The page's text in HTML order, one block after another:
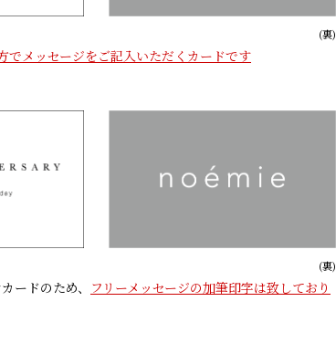
(裏)
でメッセージをご記入いただくカードです
(裏)
ードのため、
フリーメッセージの加筆印字は致しており